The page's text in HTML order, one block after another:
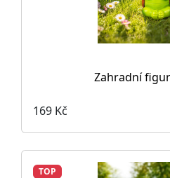
Zahradní
169 Kč
TOP